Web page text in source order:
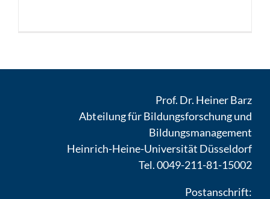
Prof. Dr. Heiner Barz
Abteilung für Bildungsforschung und
Bildungsmanagement
Heinrich-Heine-Universität Düsseldorf
Tel. 0049-211-81-15002
Postanschrift: